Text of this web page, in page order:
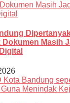
Dokumen Masih